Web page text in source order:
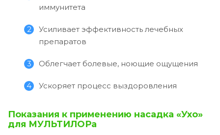
иммунитета
Усиливает эффективность лечебных
препаратов
Облегчает болевые, ноющие ощущения
Ускоряет процесс выздоровления
Показания к применению насадка «Ухо»
для МУЛЬТИЛОРа